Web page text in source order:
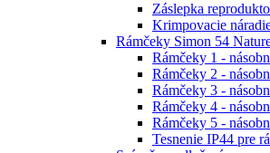
Záslepka
Krimpovacie
Rámčeky Simon 54
Rámčeky 1 -
Rámčeky 2 -
Rámčeky 3 -
Rámčeky 4 -
Rámčeky 5 -
Tesnenie IP44 pre